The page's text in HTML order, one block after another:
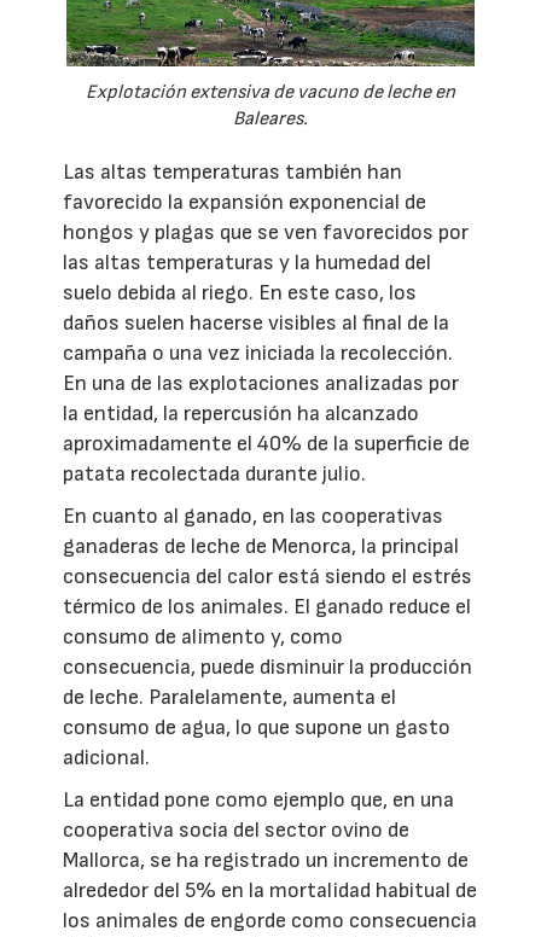
Explotación extensiva de vacuno de leche en
Baleares.
Las altas temperaturas también han
favorecido la expansión exponencial de
hongos y plagas que se ven favorecidos por
las altas temperaturas y la humedad del
suelo debida al riego. En este caso, los
daños suelen hacerse visibles al final de la
campaña o una vez iniciada la recolección.
En una de las explotaciones analizadas por
la entidad, la repercusión ha alcanzado
aproximadamente el 40% de la superficie de
patata recolectada durante julio.
En cuanto al ganado, en las cooperativas
ganaderas de leche de Menorca, la principal
consecuencia del calor está siendo el estrés
térmico de los animales. El ganado reduce el
consumo de alimento y, como
consecuencia, puede disminuir la producción
de leche. Paralelamente, aumenta el
consumo de agua, lo que supone un gasto
adicional.
La entidad pone como ejemplo que, en una
cooperativa socia del sector ovino de
Mallorca, se ha registrado un incremento de
alrededor del 5% en la mortalidad habitual de
los animales de engorde como consecuencia